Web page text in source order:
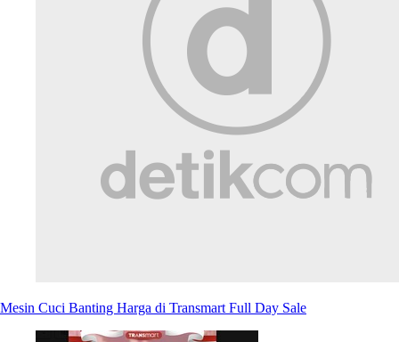
Mesin Cuci Banting Harga di Transmart Full Day Sale